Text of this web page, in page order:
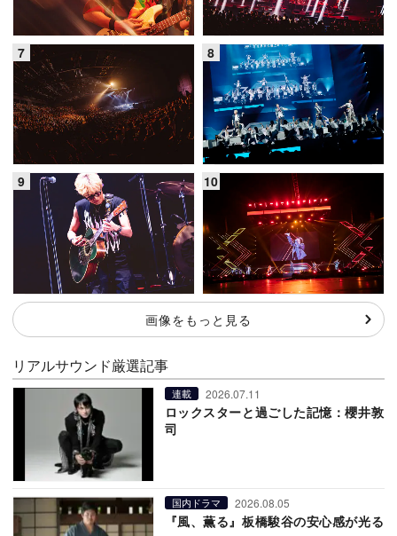
画像をもっと見る
リアルサウンド厳選記事
連載 2026.07.11
ロックスターと過ごした記憶：櫻井敦
司
国内ドラマ 2026.08.05
『風、薫る』板橋駿谷の安心感が光る